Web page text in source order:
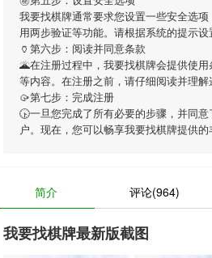
我要找棋牌通常要求您设置一些安全选
用两步验证等功能。请根据系统的提示
🏺第六步：阅读并同意条款
🌋在注册过程中， 我要找棋牌会提供使
等内容。在注册之前，请仔细阅读并理解
🥠第七步：完成注册
🕟一旦您完成了所有必要的步骤，并同意
户。现在，您可以畅享我要找棋牌提供的
简介 评论(964)
我要找棋牌最新版截图